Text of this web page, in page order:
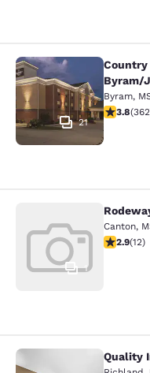
Country Inn &
21
Country
Byram/
Byram,
3.8(362
Rodeway Inn
1
Canton,
2.9(12)
Quality InnQuality